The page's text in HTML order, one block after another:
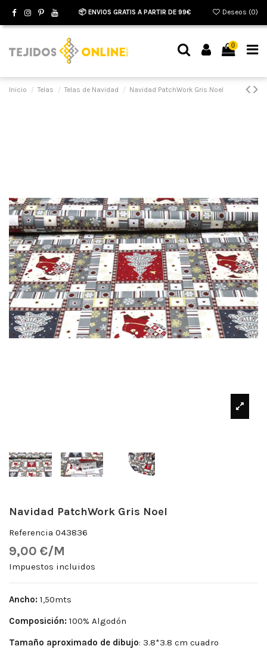
📦 ENVIOS GRATIS A PARTIR DE 99€ Deseos (0)
0
Inicio Telas Telas de Navidad Navidad PatchWork Gris Noel
Navidad PatchWork Gris Noel
Referencia 043836
9,00 €/M
Impuestos incluidos
Ancho: 1,50mts
Composición: 100% Algodón
Tamaño aproximado de dibujo: 3.8*3.8 cm cuadro